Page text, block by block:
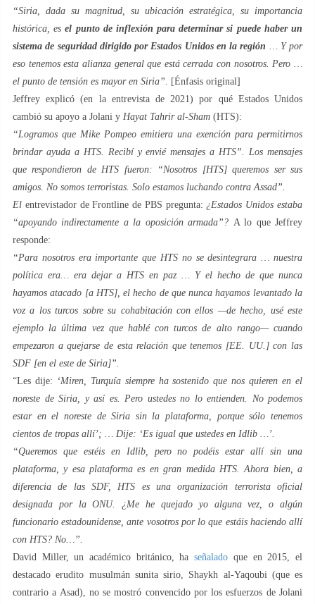
“Siria, dada su magnitud, su ubicación estratégica, su importancia
histórica, esel punto de inflexión para determinar si puede haber un
sistema de seguridad dirigido por Estados Unidos en la región … Y por
eso tenemos esta alianza general que está cerrada con nosotros. Pero …
el punto de tensión es mayor en Siria”. [Énfasis original]
Jeffrey explicó (en la entrevista de 2021) por qué Estados Unidos
cambió su apoyo a Jolani y Hayat Tahrir al-Sham (HTS):
“Logramos que Mike Pompeo emitiera una exención para permitirnos
brindar ayuda a HTS. Recibí y envié mensajes a HTS”. Los mensajes
que respondieron de HTS fueron: “Nosotros [HTS] queremos ser sus
amigos. No somos terroristas. Solo estamos luchando contra Assad”.
El entrevistador de Frontline de PBS pregunta:¿Estados Unidos estaba
“apoyando indirectamente a la oposición armada”? A lo que Jeffrey
responde:
“Para nosotros era importante que HTS no se desintegrara … nuestra
política era… era dejar a HTS en paz … Y el hecho de que nunca
hayamos atacado [a HTS], el hecho de que nunca hayamos levantado la
voz a los turcos sobre su cohabitación con ellos —de hecho, usé este
ejemplo la última vez que hablé con turcos de alto rango— cuando
empezaron a quejarse de esta relación que tenemos [EE. UU.] con las
SDF [en el este de Siria]”.
“Les dije: ‘Miren, Turquía siempre ha sostenido que nos quieren en el
noreste de Siria, y así es. Pero ustedes no lo entienden. No podemos
estar en el noreste de Siria sin la plataforma, porque sólo tenemos
cientos de tropas allí’; … Dije: ‘Es igual que ustedes en Idlib …’.
“Queremos que estéis en Idlib, pero no podéis estar allí sin una
plataforma, y ​​esa plataforma es en gran medida HTS. Ahora bien, a
diferencia de las SDF, HTS es una organización terrorista oficial
designada por la ONU. ¿Me he quejado yo alguna vez, o algún
funcionario estadounidense, ante vosotros por lo que estáis haciendo allí
con HTS? No…”.
David Miller, un académico británico, haseñalado que en 2015, el
destacado erudito musulmán sunita sirio, Shaykh al-Yaqoubi (que es
contrario a Asad), no se mostró convencido por los esfuerzos de Jolani